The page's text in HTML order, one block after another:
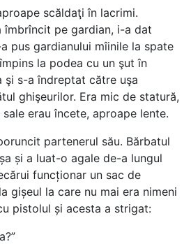
scăldaţi în lacrimi.
îmbrîncit pe gardian, i-a dat
pus gardianului mîinile la spate
la podea cu un şut în
şi s-a îndreptat către uşa
ghişeurilor. Era mic de statură,
erau încete, aproape lente.
partenerul său. Bărbatul
și a luat-o agale de-a lungul
funcționar un sac de
gișeul la care nu mai era nimeni
pistolul și acesta a strigat: